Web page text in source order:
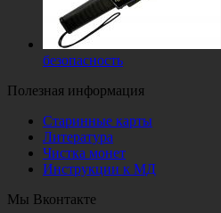
безопасность
Полезная информация
Старинные карты
Литература
Чистка монет
Инструкции к МД
Мы Вконтакте